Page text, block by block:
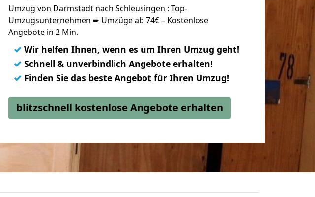
Umzug von Darmstadt nach Schleusingen : Top-
Umzugsunternehmen ➨ Umzüge ab 74€ – Kostenlose
Angebote in 2 Min.
✓ Wir helfen Ihnen, wenn es um Ihren Umzug geht!
✓ Schnell & unverbindlich Angebote erhalten!
✓ Finden Sie das beste Angebot für Ihren Umzug!
blitzschnell kostenlose Angebote erhalten